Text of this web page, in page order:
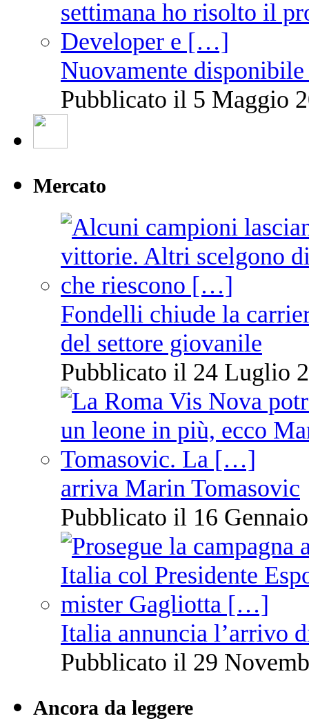
Nuovamente
Pubblicato il 5 Maggio
Mercato
Fondelli chiude la
del settore giovanile
Pubblicato il 24 Luglio
arriva Marin Tomasovic
Pubblicato il 16
Italia annuncia l’arrivo
Pubblicato il 29
Ancora da leggere